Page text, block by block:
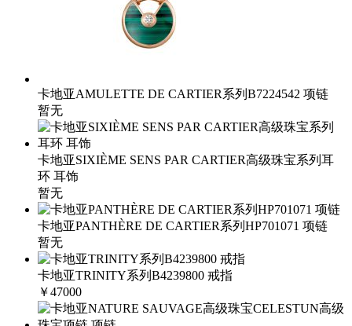
卡地亚AMULETTE DE CARTIER系列B7224542 项链
暂无
卡地亚SIXIÈME SENS PAR CARTIER高级珠宝系列耳
环 耳饰
暂无
卡地亚PANTHÈRE DE CARTIER系列HP701071 项链
暂无
卡地亚TRINITY系列B4239800 戒指
￥47000